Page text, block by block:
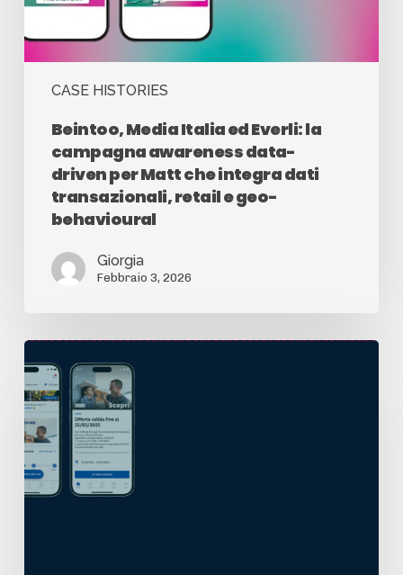
CASE HISTORIES
Beintoo, Media Italia ed Everli: la
campagna awareness data-
driven per Matt che integra dati
transazionali, retail e geo-
behavioural
Giorgia
Febbraio 3, 2026